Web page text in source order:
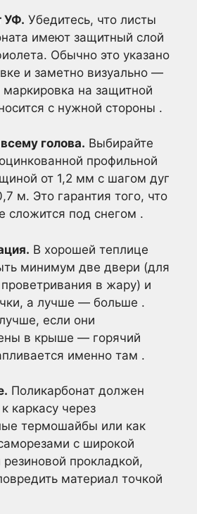
УФ. Убедитесь, что листы
имеют защитный слой
Обычно это указано
и заметно визуально —
маркировка на защитной
с нужной стороны .
голова. Выбирайте
профильной
от 1,2 мм с шагом дуг
м. Это гарантия того, что
сложится под снегом .
В хорошей теплице
минимум две двери (для
проветривания в жару) и
а лучше — больше .
если они
в крыше — горячий
именно там .
Поликарбонат должен
каркасу через
термошайбы или как
с широкой
прокладкой,
материал точкой